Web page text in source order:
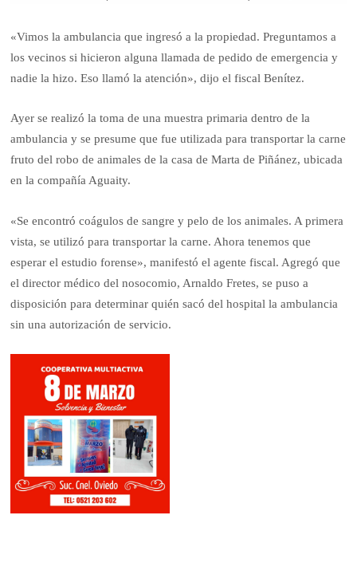
«Vimos la ambulancia que ingresó a la propiedad. Preguntamos a
los vecinos si hicieron alguna llamada de pedido de emergencia y
nadie la hizo. Eso llamó la atención», dijo el fiscal Benítez.
Ayer se realizó la toma de una muestra primaria dentro de la
ambulancia y se presume que fue utilizada para transportar la carne
fruto del robo de animales de la casa de Marta de Piñánez, ubicada
en la compañía Aguaity.
«Se encontró coágulos de sangre y pelo de los animales. A primera
vista, se utilizó para transportar la carne. Ahora tenemos que
esperar el estudio forense», manifestó el agente fiscal. Agregó que
el director médico del nosocomio, Arnaldo Fretes, se puso a
disposición para determinar quién sacó del hospital la ambulancia
sin una autorización de servicio.